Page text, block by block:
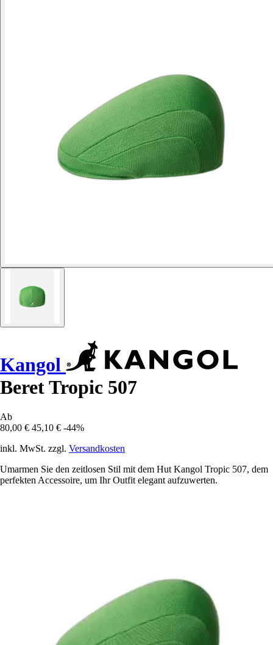
Kangol
Beret Tropic 507
Ab
80,00 € 45,10 € -44%
inkl. MwSt. zzgl. Versandkosten
Umarmen Sie den zeitlosen Stil mit dem Hut Kangol Tropic 507, dem
perfekten Accessoire, um Ihr Outfit elegant aufzuwerten.